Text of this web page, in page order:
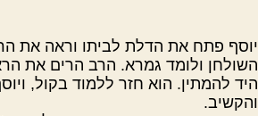
יוסף פתח את הדלת לביתו וראה את
השולחן ולומד גמרא. הרב הרים את
היד להמתין. הוא חזר ללמוד בקול,
והקשיב.